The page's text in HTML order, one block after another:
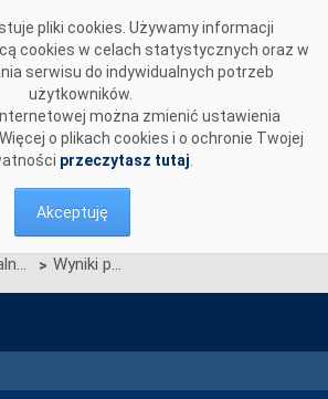
pliki cookies. Używamy informacji
cookies w celach statystycznych oraz w
serwisu do indywidualnych potrzeb
użytkowników.
można zmienić ustawienia
o plikach cookies i o ochronie Twojej
przeczytasz tutaj
Akceptuję
Aktualności > Wyniki procesu migracji inicjalnej informacji rynku energii do CSIRE - Aktualizacja 4Q2025